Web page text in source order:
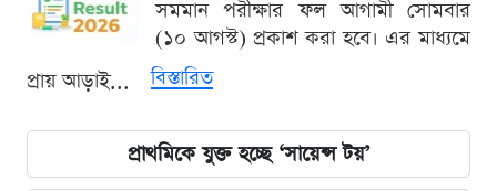
সমমান পরীক্ষার ফল আগামী সোমবার
(১০ আগস্ট) প্রকাশ করা হবে। এর মাধ্যমে
প্রায় আড়াই...
বিস্তারিত
প্রাথমিকে যুক্ত হচ্ছে ‘সায়েন্স টয়’